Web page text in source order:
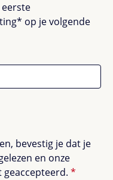
op je volgende
bevestig je dat je
en onze
geaccepteerd. *